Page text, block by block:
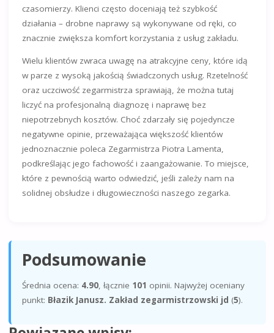
czasomierzy. Klienci często doceniają też szybkość
działania – drobne naprawy są wykonywane od ręki, co
znacznie zwiększa komfort korzystania z usług zakładu.
Wielu klientów zwraca uwagę na atrakcyjne ceny, które idą
w parze z wysoką jakością świadczonych usług. Rzetelność
oraz uczciwość zegarmistrza sprawiają, że można tutaj
liczyć na profesjonalną diagnozę i naprawę bez
niepotrzebnych kosztów. Choć zdarzały się pojedyncze
negatywne opinie, przeważająca większość klientów
jednoznacznie poleca Zegarmistrza Piotra Lamenta,
podkreślając jego fachowość i zaangażowanie. To miejsce,
które z pewnością warto odwiedzić, jeśli zależy nam na
solidnej obsłudze i długowieczności naszego zegarka.
Podsumowanie
Średnia ocena: 4.90, łącznie 101 opinii. Najwyżej oceniany
punkt: Błazik Janusz. Zakład zegarmistrzowski jd (5).